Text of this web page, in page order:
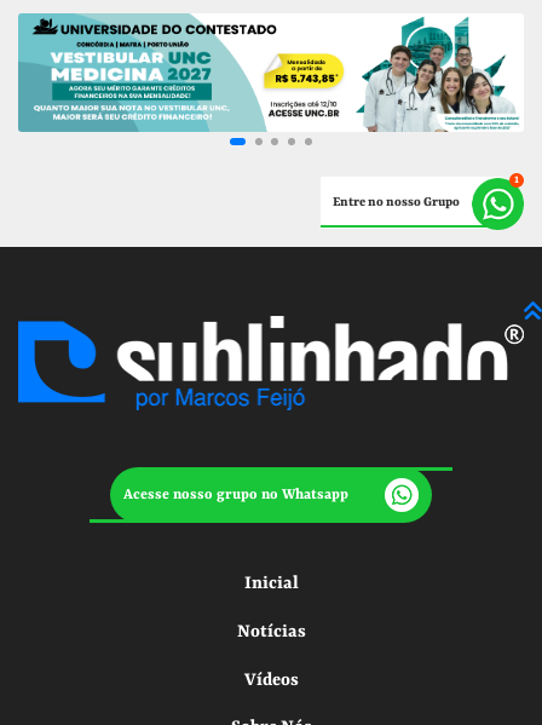
Entre no nosso Grupo
Acesse nosso grupo no Whatsapp
Inicial
Notícias
Vídeos